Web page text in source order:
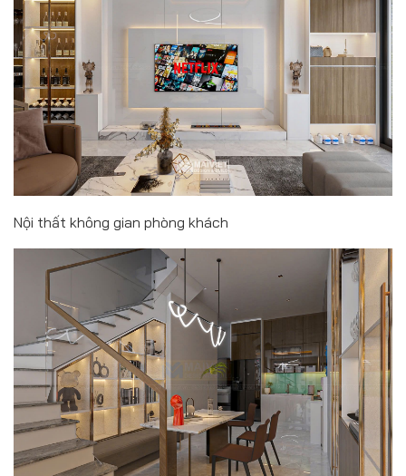
Nội thất không gian phòng khách